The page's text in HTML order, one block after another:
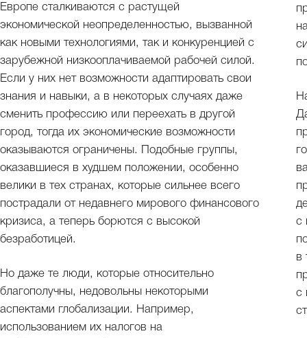
Европе сталкиваются с растущей
экономической неопределенностью, вызванной
как новыми технологиями, так и конкуренцией с
зарубежной низкооплачиваемой рабочей силой.
Если у них нет возможности адаптировать свои
знания и навыки, а в некоторых случаях даже
сменить профессию или переехать в другой
город, тогда их экономические возможности
оказываются ограничены. Подобные группы,
оказавшиеся в худшем положении, особенно
велики в тех странах, которые сильнее всего
пострадали от недавнего мирового финансового
кризиса, а теперь борются с высокой
безработицей.
Но даже те люди, которые относительно
благополучны, недовольны некоторыми
аспектами глобализации. Например,
использованием их налогов на
с
в
с